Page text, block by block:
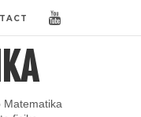
Matematika